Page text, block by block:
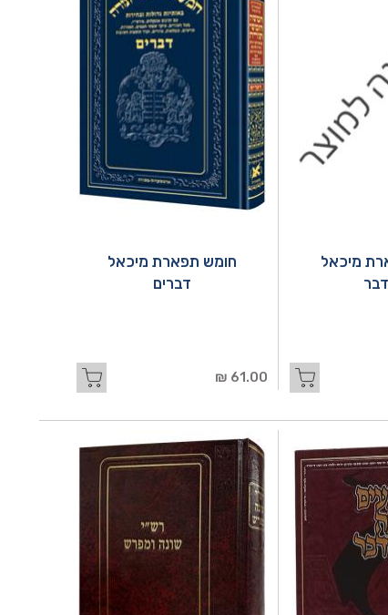
מיכאל
חומש תפארת מיכאל
דברים
61.00 ₪